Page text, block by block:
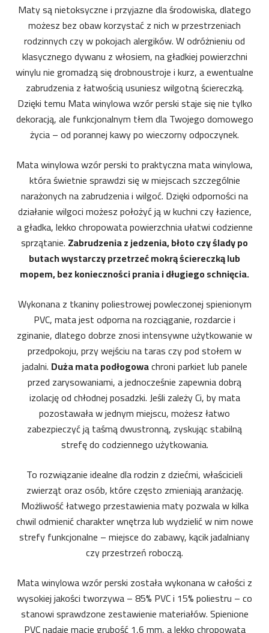
Maty są nietoksyczne i przyjazne dla środowiska, dlatego
możesz bez obaw korzystać z nich w przestrzeniach
rodzinnych czy w pokojach alergików. W odróżnieniu od
klasycznego dywanu z włosiem, na gładkiej powierzchni
winylu nie gromadzą się drobnoustroje i kurz, a ewentualne
zabrudzenia z łatwością usuniesz wilgotną ściereczką.
Dzięki temu Mata winylowa wzór perski staje się nie tylko
dekoracją, ale funkcjonalnym tłem dla Twojego domowego
życia – od porannej kawy po wieczorny odpoczynek.
Mata winylowa wzór perski to praktyczna mata winylowa,
która świetnie sprawdzi się w miejscach szczególnie
narażonych na zabrudzenia i wilgoć. Dzięki odporności na
działanie wilgoci możesz położyć ją w kuchni czy łazience,
a gładka, lekko chropowata powierzchnia ułatwi codzienne
sprzątanie. Zabrudzenia z jedzenia, błoto czy ślady po
butach wystarczy przetrzeć mokrą ściereczką lub
mopem, bez konieczności prania i długiego schnięcia.
Wykonana z tkaniny poliestrowej powleczonej spienionym
PVC, mata jest odporna na rozciąganie, rozdarcie i
zginanie, dlatego dobrze znosi intensywne użytkowanie w
przedpokoju, przy wejściu na taras czy pod stołem w
jadalni. Duża mata podłogowachroni parkiet lub panele
przed zarysowaniami, a jednocześnie zapewnia dobrą
izolację od chłodnej posadzki. Jeśli zależy Ci, by mata
pozostawała w jednym miejscu, możesz łatwo
zabezpieczyć ją taśmą dwustronną, zyskując stabilną
strefę do codziennego użytkowania.
To rozwiązanie idealne dla rodzin z dziećmi, właścicieli
zwierząt oraz osób, które często zmieniają aranżację.
Możliwość łatwego przestawienia maty pozwala w kilka
chwil odmienić charakter wnętrza lub wydzielić w nim nowe
strefy funkcjonalne – miejsce do zabawy, kącik jadalniany
czy przestrzeń roboczą.
Mata winylowa wzór perski została wykonana w całości z
wysokiej jakości tworzywa – 85% PVC i 15% poliestru – co
stanowi sprawdzone zestawienie materiałów. Spienione
PVC nadaje macie grubość 1,6 mm, a lekko chropowata